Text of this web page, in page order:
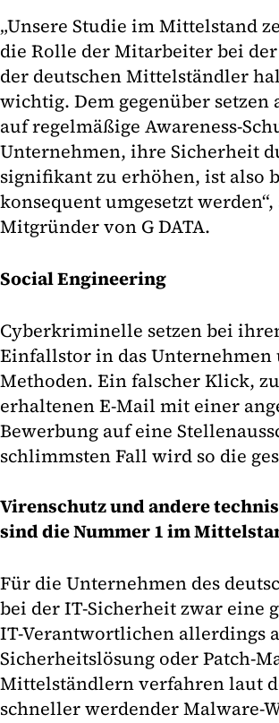
„Unsere Studie im Mittelstand
die Rolle der Mitarbeiter bei
der deutschen Mittelständler
wichtig. Dem gegenüber
auf regelmäßige Awareness-
Unternehmen, ihre Sicherheit
signifikant zu erhöhen, ist also
konsequent umgesetzt
Mitgründer von G DATA.
Social Engineering
Cyberkriminelle setzen bei
Einfallstor in das Unternehmen
Methoden. Ein falscher Klick,
erhaltenen E-Mail mit einer
Bewerbung auf eine
schlimmsten Fall wird so die
Virenschutz und andere
sind die Nummer 1 im
Für die Unternehmen des
bei der IT-Sicherheit zwar eine
IT-Verantwortlichen allerdings
Sicherheitslösung oder Patch-
Mittelständlern verfahren laut
schneller werdender Malware-